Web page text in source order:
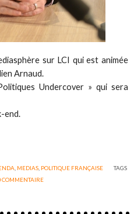
sur LCI qui est animée
Arnaud.
Undercover » qui sera
end.
MEDIAS, POLITIQUE FRANÇAISE
TAGS
COMMENTAIRE